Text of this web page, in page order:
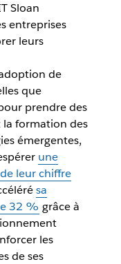
Sloan
entreprises
leurs
de
que
prendre des
la formation des
émergentes,
une
leur chiffre
sa
32 % grâce à
les
de ses